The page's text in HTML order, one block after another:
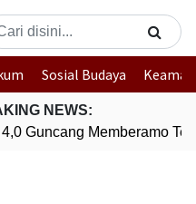
Sosial Budaya
NEWS:
Guncang Memberamo